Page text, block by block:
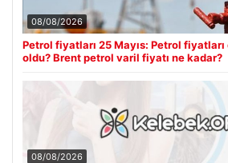
08/08/2026
Petrol fiyatları 25 Mayıs: Petrol
oldu? Brent petrol varil fiyatı ne kadar?
08/08/2026